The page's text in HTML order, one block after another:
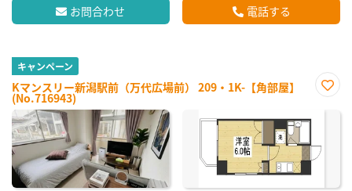
お問合わせ 電話する
キャンペーン
Kマンスリー新潟駅前（万代広場前） 209・1K-【角部屋】
(No.716943)
に入